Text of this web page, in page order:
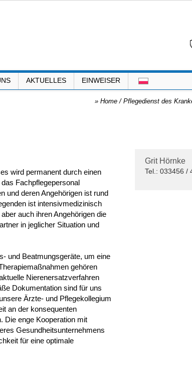
AKTUELLES EINWEISER
» Home/ Pflegedienst des
wird permanent durch einen
Fachpflegepersonal
und deren Angehörigen ist rund
ist intensivmedizinisch
auch ihren Angehörigen die
in jeglicher Situation und
und Beatmungsgeräte, um eine
gehören
Nierenersatzverfahren
Dokumentation sind für uns
Ärzte- und Pflegekollegium
an der konsequenten
Die enge Kooperation mit
Gesundheitsunternehmens
für eine optimale
Grit Hörnke
Tel.: 033456 /